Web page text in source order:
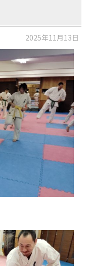
2025年11月13日